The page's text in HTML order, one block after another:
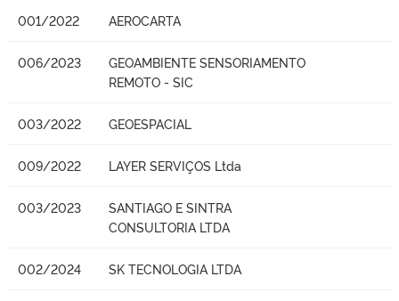
001/2022 AEROCARTA
006/2023
GEOAMBIENTE SENSORIAMENTO
REMOTO - SIC
003/2022 GEOESPACIAL
009/2022 LAYER SERVIÇOS Ltda
003/2023
SANTIAGO E SINTRA
CONSULTORIA LTDA
002/2024 SK TECNOLOGIA LTDA